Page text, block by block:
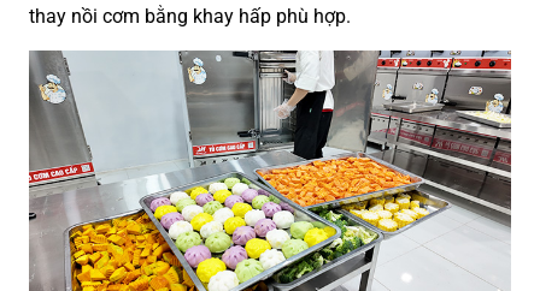
thay nồi cơm bằng khay hấp phù hợp.